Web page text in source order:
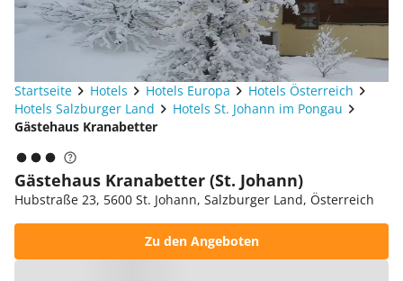
Startseite Hotels Hotels Europa
Hotels Österreich
Hotels Salzburger Land
Hotels St. Johann im Pongau
Gästehaus Kranabetter
Gästehaus Kranabetter (St. Johann)
Hubstraße 23, 5600 St. Johann, Salzburger Land, Österreich
Zu den Angeboten